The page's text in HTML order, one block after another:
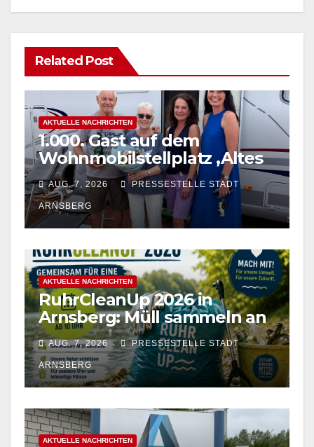
Related Post
AKTUELLE NACHRICHTEN
1.000. Gast auf dem
Wohnmobilstellplatz ‚Altes
Feld‘ in Arnsberg gefeiert
AUG. 7, 2026 PRESSESTELLE STADT
ARNSBERG
AKTUELLE NACHRICHTEN
RuhrCleanUp 2026 in
Arnsberg: Müll sammeln an
vier Standorten am 12.
September
AUG. 7, 2026 PRESSESTELLE STADT
ARNSBERG
AKTUELLE NACHRICHTEN